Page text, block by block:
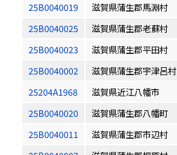
25B0040019
滋賀県蒲生郡馬淵村
25B0040025
滋賀県蒲生郡老蘇村
25B0040023
滋賀県蒲生郡平田村
25B0040002
滋賀県蒲生郡宇津呂村
25204A1968
滋賀県近江八幡市
25B0040020
滋賀県蒲生郡八幡町
25B0040011
滋賀県蒲生郡市辺村